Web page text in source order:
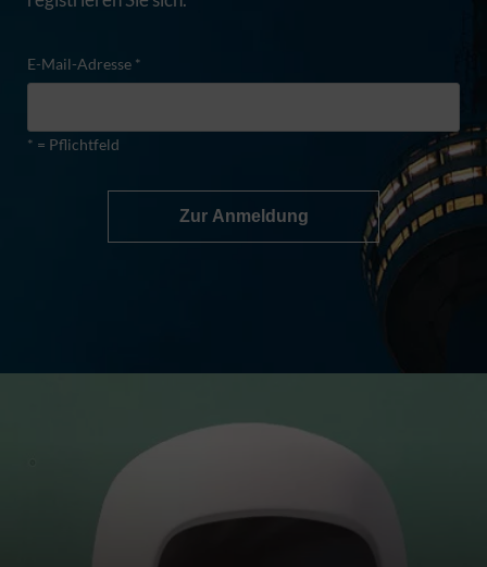
E-Mail-Adresse *
* = Pflichtfeld
Zur Anmeldung